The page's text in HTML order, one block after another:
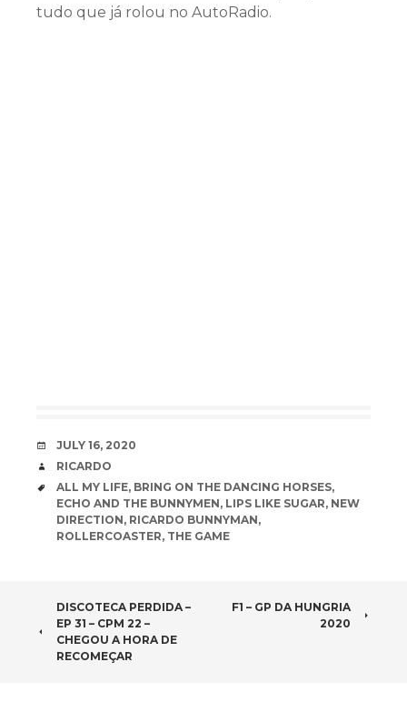
tudo que já rolou no AutoRadio.
DATE
JULY 16, 2020
AUTHOR
RICARDO
TAGS
ALL MY LIFE, BRING ON THE DANCING HORSES,
ECHO AND THE BUNNYMEN, LIPS LIKE SUGAR, NEW
DIRECTION, RICARDO BUNNYMAN,
ROLLERCOASTER, THE GAME
POST
NAVIGATION
DISCOTECA PERDIDA –
EP 31 – CPM 22 –
CHEGOU A HORA DE
RECOMEÇAR
F1 – GP DA HUNGRIA
2020